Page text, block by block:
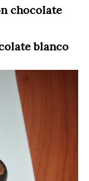
chocolate
blanco